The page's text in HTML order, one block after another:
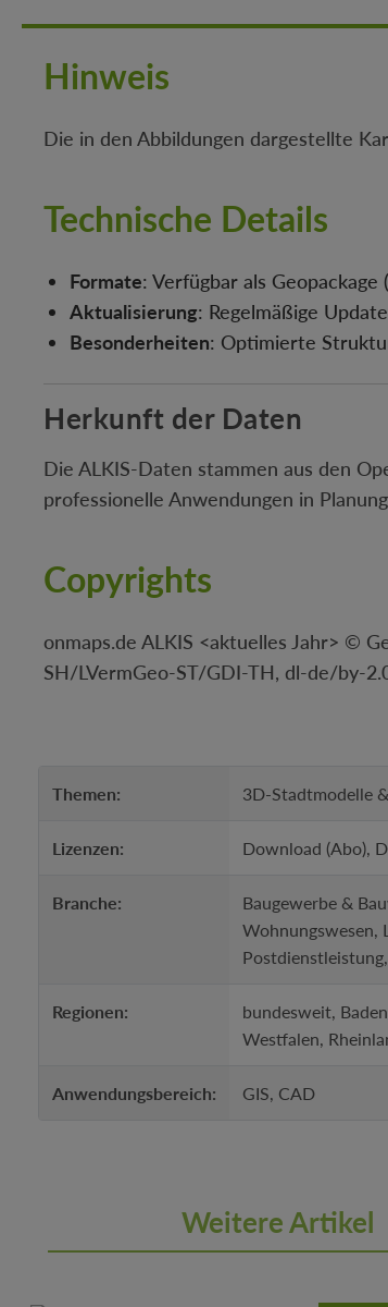
Hinweis
Die in den Abbildungen dargestellte
Technische Details
Formate: Verfügbar als
Aktualisierung: Regelmäßige
Besonderheiten: Optimierte
Herkunft der Daten
Die ALKIS-Daten stammen aus den
professionelle Anwendungen in
Copyrights
onmaps.de ALKIS <aktuelles Jahr> ©
SH/LVermGeo-ST/GDI-TH, dl-de/by-
Themen: 3D-Stadtmodelle
Lizenzen: Download (Abo),
Branche:
Baugewerbe &
Wohnungswesen,
Regionen:
bundesweit,
Westfalen,
Anwendungsbereich: GIS, CAD
Weitere Artikel